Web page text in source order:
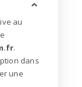
au
.
dans
une